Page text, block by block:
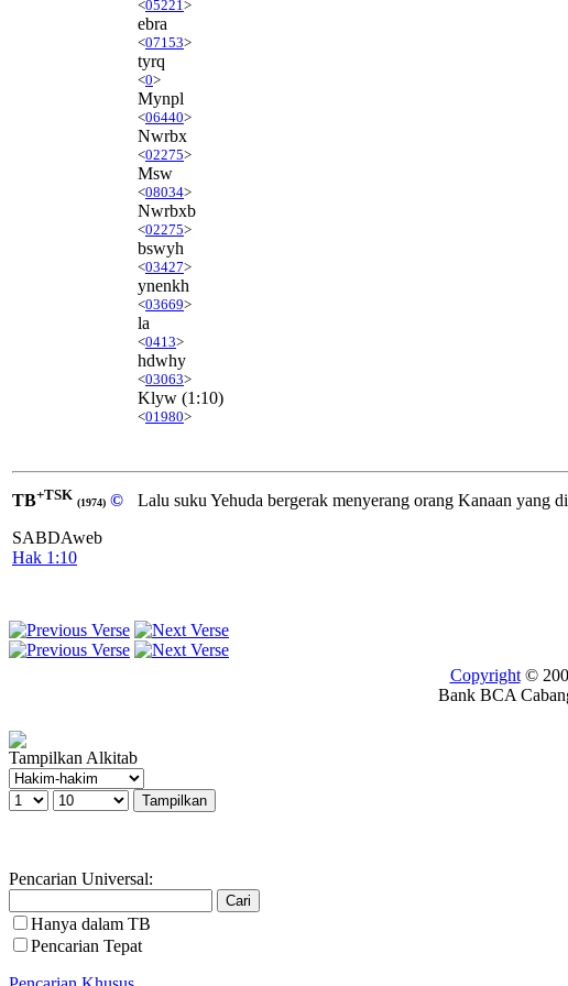
<05221 >
ebra
<07153>
tyrq
<0>
Mynpl
<06440>
Nwrbx
<02275>
Msw
<08034>
Nwrbxb
<02275>
bswyh
<03427>
ynenkh
<03669>
la
<0413>
hdwhy
<03063>
Klyw (1:10)
<01980>
TB+TSK (1974) ©
SABDAweb
Hak 1:10
Lalu suku Yehuda bergerak menyerang orang Kanaan yang
Copyright©
Bank BCA
Tampilkan Alkitab
Pencarian Universal:
Hanya dalam TB
Pencarian Tepat